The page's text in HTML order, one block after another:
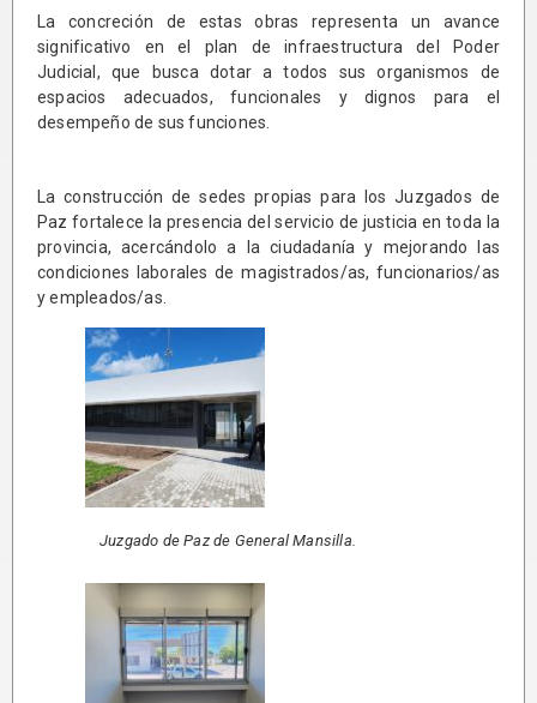
La concreción de estas obras representa un avance
significativo en el plan de infraestructura del Poder
Judicial, que busca dotar a todos sus organismos de
espacios adecuados, funcionales y dignos para el
desempeño de sus funciones.
La construcción de sedes propias para los Juzgados de
Paz fortalece la presencia del servicio de justicia en toda la
provincia, acercándolo a la ciudadanía y mejorando las
condiciones laborales de magistrados/as, funcionarios/as
y empleados/as.
Juzgado de Paz de General Mansilla.